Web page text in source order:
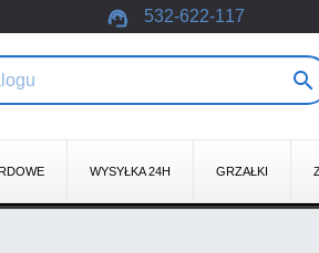
support_agent 532-622-117

WYSYŁKA 24H GRZAŁKI